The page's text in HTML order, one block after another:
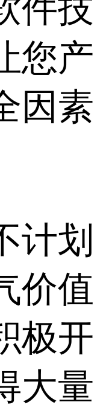
件技
您产
因素
计划
价值
极开
大量